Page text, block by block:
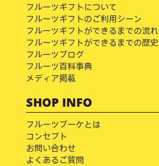
フルーツギフトについて
フルーツギフトのご利用シーン
フルーツギフトができるまでの流れ
フルーツギフトができるまでの歴史
フルーツブログ
フルーツ百科事典
メディア掲載
SHOP INFO
フルーツブーケとは
コンセプト
お問い合わせ
よくあるご質問